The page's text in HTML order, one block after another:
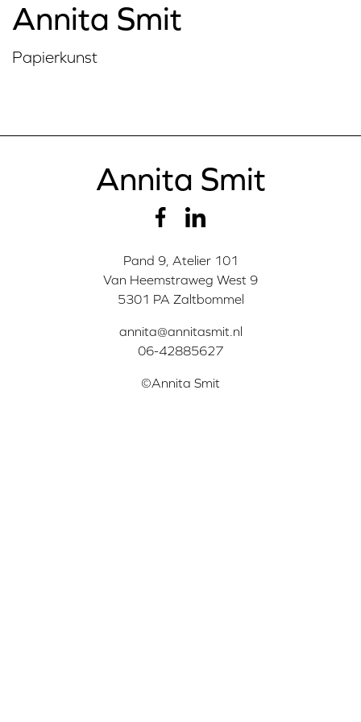
Annita Smit
Papierkunst
Annita Smit
Pand 9, Atelier 101
Van Heemstraweg West 9
5301 PA Zaltbommel
annita@annitasmit.nl
06-42885627
©Annita Smit